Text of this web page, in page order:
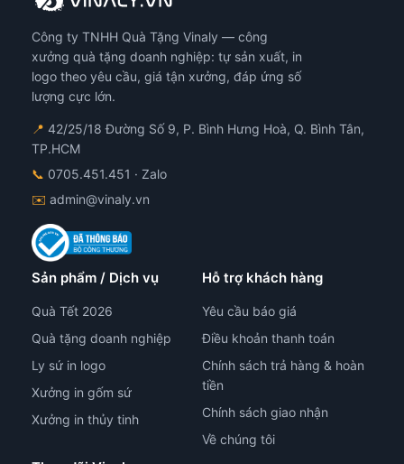
Công ty TNHH Quà Tặng Vinaly — công
xưởng quà tặng doanh nghiệp: tự sản xuất, in
logo theo yêu cầu, giá tận xưởng, đáp ứng số
lượng cực lớn.
📍 42/25/18 Đường Số 9, P. Bình Hưng Hoà, Q. Bình Tân,
TP.HCM
📞 0705.451.451 · Zalo
✉️ admin@vinaly.vn
Sản phẩm / Dịch vụ
Quà Tết 2026
Quà tặng doanh nghiệp
Ly sứ in logo
Xưởng in gốm sứ
Xưởng in thủy tinh
Hỗ trợ khách hàng
Yêu cầu báo giá
Điều khoản thanh toán
Chính sách trả hàng & hoàn
tiền
Chính sách giao nhận
Về chúng tôi